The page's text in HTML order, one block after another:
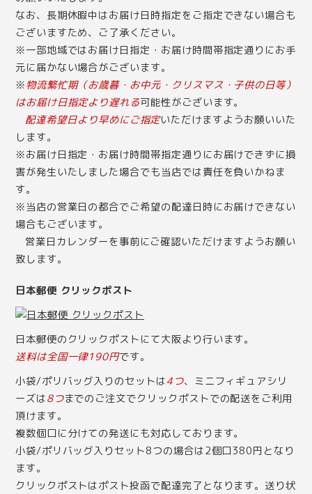
なお、長期休暇中はお届け日時指定をご指定できない場合も
ございますため、ご了承ください。
※一部地域ではお届け日指定・お届け時間帯指定通りにお手
元に届かない場合がございます。
※物流繁忙期（お歳暮・お中元・クリスマス・子供の日等）
はお届け日指定より遅れる可能性がございます。
配達希望日より早めにご指定いただけますようお願いいた
します。
※お届け日指定・お届け時間帯指定通りにお届けできずに損
害が発生いたしました場合でも当店では責任を負いかねま
す。
※当店の営業日の都合でご希望の配達日時にお届けできない
場合もございます。
営業日カレンダーを事前にご確認いただけますようお願い
致します。
日本郵便 クリックポスト
日本郵便のクリックポストにて大阪より行います。
送料は全国一律190円です。
小袋/ポリバッグ入りのセットは4つ、ミニフィギュアシリ
ーズは8つまでのご注文でクリックポストでの配送をご利用
頂けます。
複数個口に分けての発送にも対応しております。
小袋/ポリバッグ入りセット8つの場合は2個口380円となり
ます。
クリックポストはポスト投函で配達完了となります。送り状